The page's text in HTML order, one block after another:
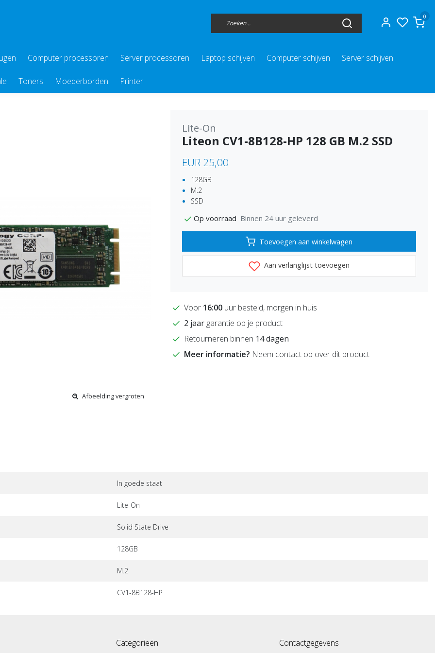
0
Computer processoren Server processoren Laptop schijven Computer schijven Server schijven
Toners Moederborden Printer
Afbeelding vergroten
Lite-On
Liteon CV1-8B128-HP 128 GB M.2 SSD
EUR 25,00
128GB
M.2
SSD
Op voorraad Binnen 24 uur geleverd
Toevoegen aan winkelwagen
Aan verlanglijst toevoegen
Voor 16:00 uur besteld, morgen in huis
2 jaar garantie op je product
Retourneren binnen 14 dagen
Meer informatie? Neem contact op over dit product
In goede staat
Lite-On
Solid State Drive
128GB
M.2
CV1-8B128-HP
Categorieën Contactgegevens